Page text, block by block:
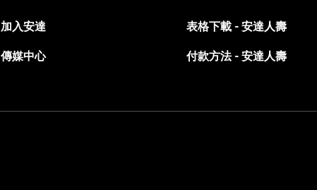
加入安達
傳媒中心
表格下載 - 安達人壽
付款方法 - 安達人壽